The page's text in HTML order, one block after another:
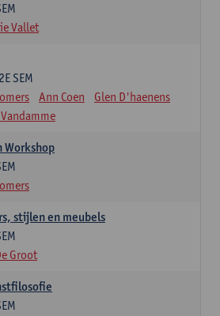
Vallet
SEM
Ann Coen
Glen D'haenens
stijlen en meubels
Groot